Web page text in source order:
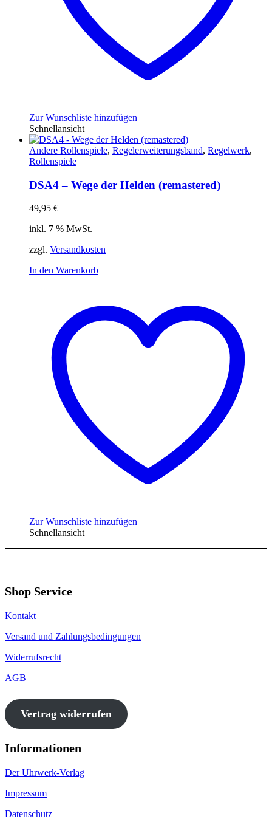
Zur Wunschliste hinzufügen
Schnellansicht
Andere Rollenspiele, Regelerweiterungsband, Regelwerk,
Rollenspiele
DSA4 – Wege der Helden (remastered)
49,95 €
inkl. 7 % MwSt.
zzgl. Versandkosten
In den Warenkorb
Zur Wunschliste hinzufügen
Schnellansicht
Shop Service
Kontakt
Versand und Zahlungsbedingungen
Widerrufsrecht
AGB
Vertrag widerrufen
Informationen
Der Uhrwerk-Verlag
Impressum
Datenschutz